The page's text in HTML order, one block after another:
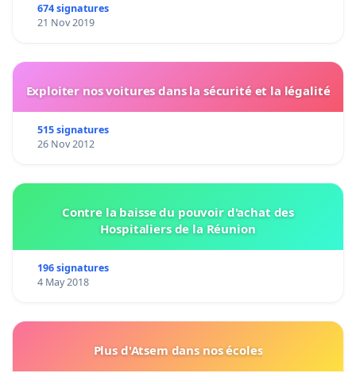
674 signatures
21 Nov 2019
Exploiter nos voitures dans la sécurité et la légalité
515 signatures
26 Nov 2012
Contre la baisse du pouvoir d'achat des
Hospitaliers de la Réunion
196 signatures
4 May 2018
Plus d'Atsem dans nos écoles